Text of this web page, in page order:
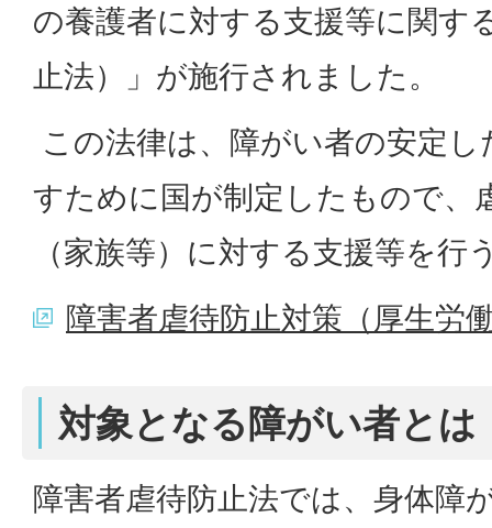
の養護者に対する支援等に関す
止法）」が施行されました。
この法律は、障がい者の安定
すために国が制定したもので、
（家族等）に対する支援等を行
障害者虐待防止対策（厚生労
対象となる障がい者とは
障害者虐待防止法では、身体障